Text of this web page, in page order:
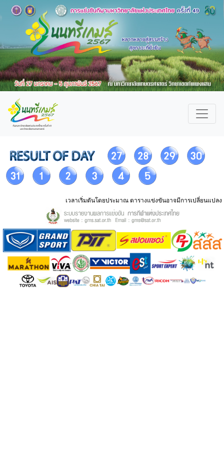
เวลาเริ่มตันโดยประมาณ ตารางแข่งขันอาจมีการเปลี่ยนแปลง